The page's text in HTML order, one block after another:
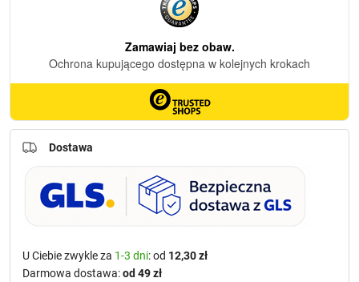
Dostawa
U Ciebie zwykle za 1-3 dni: od 12,30 zł
Darmowa dostawa:od 49 zł